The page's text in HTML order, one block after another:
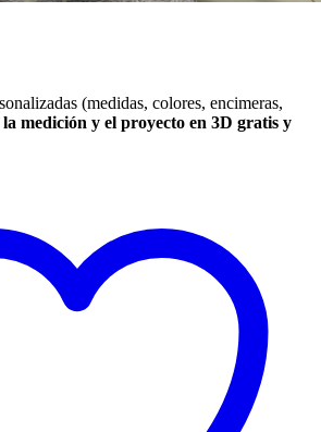
(medidas, colores, encimeras,
la medición y el proyecto en 3D gratis y